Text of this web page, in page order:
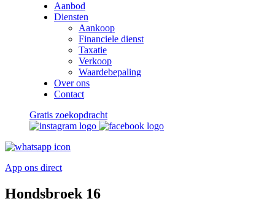
Aanbod
Diensten
Aankoop
Financiele dienst
Taxatie
Verkoop
Waardebepaling
Over ons
Contact
Gratis zoekopdracht
App ons direct
Hondsbroek 16